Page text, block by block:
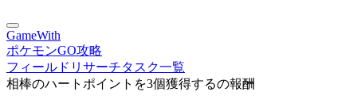
GameWith
ポケモンGO攻略
フィールドリサーチタスク一覧
相棒のハートポイントを3個獲得するの報酬